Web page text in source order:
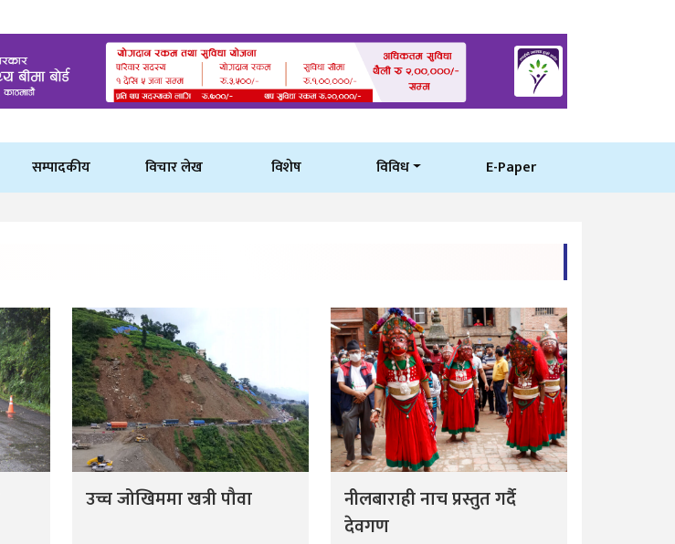
सम्पादकीय विचार लेख विशेष विविध E-Paper
उच्च जोखिममा खत्री पौवा
नीलबाराही नाच प्रस्तुत गर्दै
देवगण